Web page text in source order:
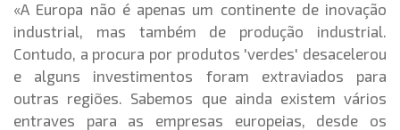
«A Europa não é apenas um continente de inovação
industrial, mas também de produção industrial.
Contudo, a procura por produtos 'verdes' desacelerou
e alguns investimentos foram extraviados para
outras regiões. Sabemos que ainda existem vários
entraves para as empresas europeias, desde os